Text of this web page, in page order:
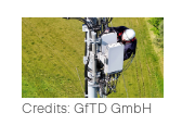
Credits: GfTD GmbH